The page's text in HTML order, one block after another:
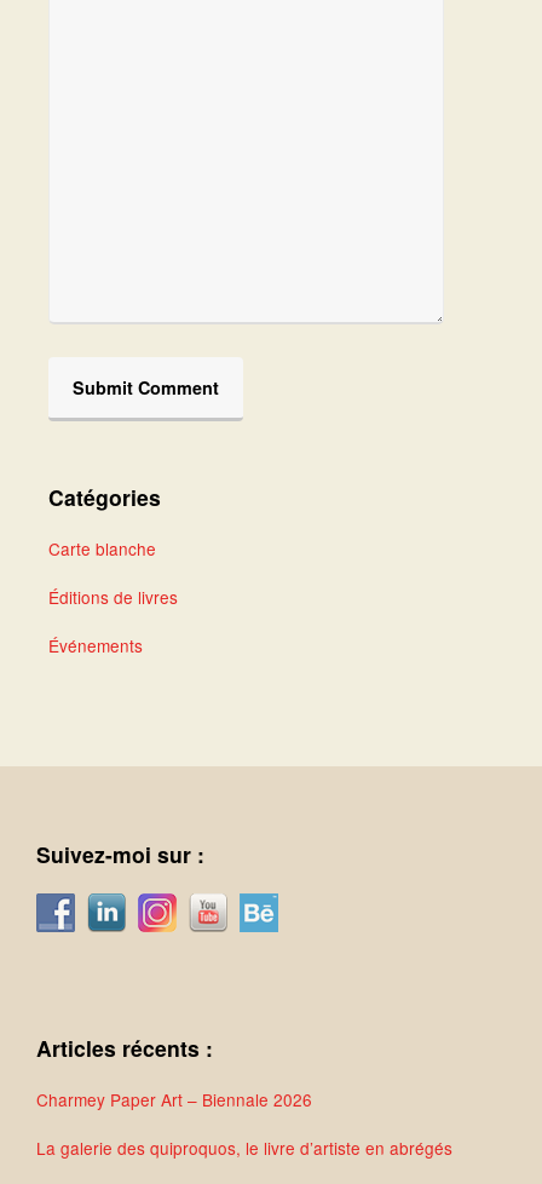
Catégories
Carte blanche
Éditions de livres
Événements
Suivez-moi sur :
Articles récents :
Charmey Paper Art – Biennale 2026
La galerie des quiproquos, le livre d’artiste en abrégés